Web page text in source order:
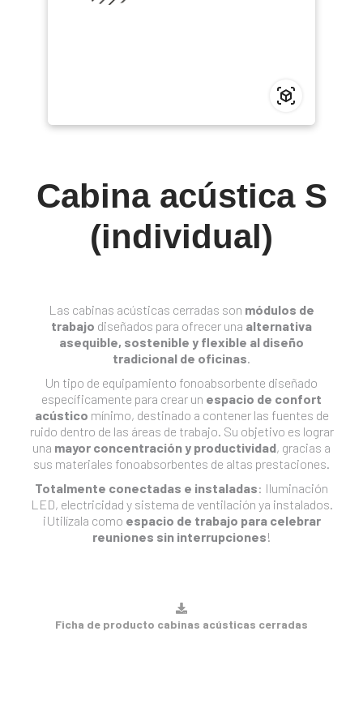
Cabina acústica S
(individual)
Las cabinas acústicas cerradas son módulos de
trabajo diseñados para ofrecer una alternativa
asequible, sostenible y flexible al diseño
tradicional de oficinas
Un tipo de equipamiento fonoabsorbente diseñado
específicamente para crear un espacio de confort
acústico mínimo, destinado a contener las fuentes de
ruido dentro de las áreas de trabajo. Su objetivo es lograr
una mayor concentración y productividad, gracias a
sus materiales fonoabsorbentes de altas prestaciones.
Totalmente conectadas e instaladas: Iluminación
LED, electricidad y sistema de ventilación ya instalados.
¡Utilízala como espacio de trabajo para celebrar
reuniones sin interrupciones!
Ficha de producto cabinas acústicas cerradas